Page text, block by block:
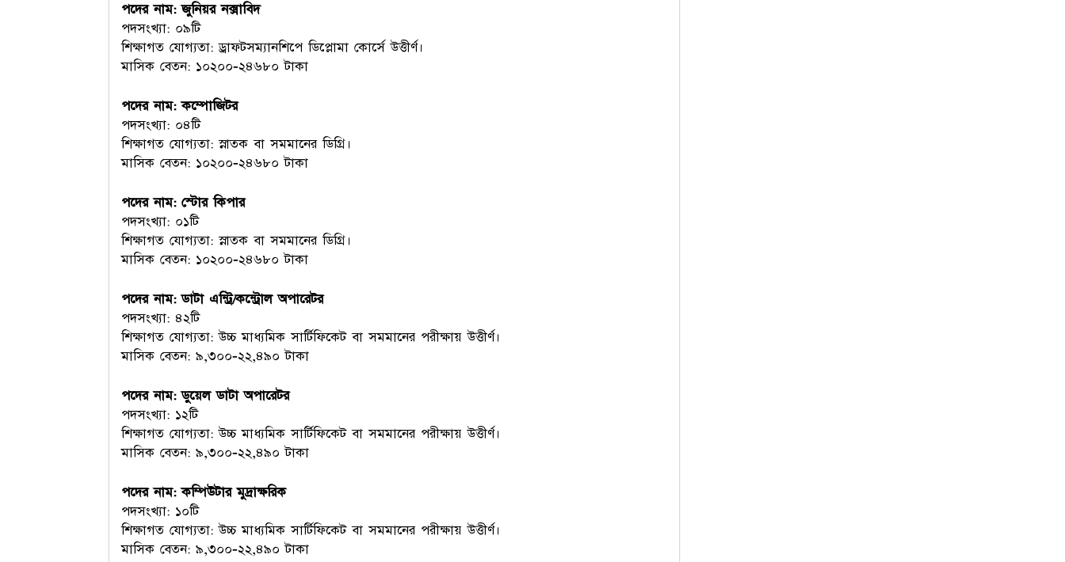
পদের নাম: জুনিয়র নক্সাবিদ
পদসংখ্যা: ০৯টি
শিক্ষাগত যোগ্যতা: ড্রাফটসম্যানশিপে ডিপ্লোমা কোর্সে উত্তীর্ণ।
মাসিক বেতন: ১০২০০-২৪৬৮০ টাকা
পদের নাম: কম্পোজিটর
পদসংখ্যা: ০৪টি
শিক্ষাগত যোগ্যতা: স্নাতক বা সমমানের ডিগ্রি।
মাসিক বেতন: ১০২০০-২৪৬৮০ টাকা
পদের নাম: স্টোর কিপার
পদসংখ্যা: ০১টি
শিক্ষাগত যোগ্যতা: স্নাতক বা সমমানের ডিগ্রি।
মাসিক বেতন: ১০২০০-২৪৬৮০ টাকা
পদের নাম: ডাটা এন্ট্রি/কন্ট্রোল অপারেটর
পদসংখ্যা: ৪২টি
শিক্ষাগত যোগ্যতা: উচ্চ মাধ্যমিক সার্টিফিকেট বা সমমানের পরীক্ষায় উত্তীর্ণ।
মাসিক বেতন: ৯,৩০০-২২,৪৯০ টাকা
পদের নাম: ডুয়েল ডাটা অপারেটর
পদসংখ্যা: ১২টি
শিক্ষাগত যোগ্যতা: উচ্চ মাধ্যমিক সার্টিফিকেট বা সমমানের পরীক্ষায় উত্তীর্ণ।
মাসিক বেতন: ৯,৩০০-২২,৪৯০ টাকা
পদের নাম: কম্পিউটার মুদ্রাক্ষরিক
পদসংখ্যা: ১০টি
শিক্ষাগত যোগ্যতা: উচ্চ মাধ্যমিক সার্টিফিকেট বা সমমানের পরীক্ষায় উত্তীর্ণ।
মাসিক বেতন: ৯,৩০০-২২,৪৯০ টাকা